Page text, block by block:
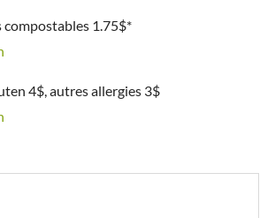
1.75$*
4$, autres allergies 3$